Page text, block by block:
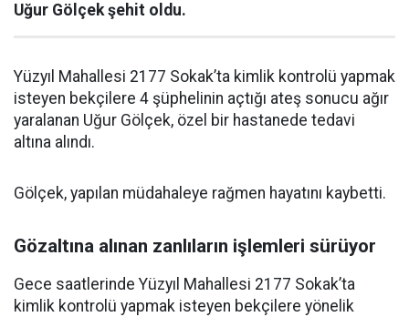
Uğur Gölçek şehit oldu.
Yüzyıl Mahallesi 2177 Sokak’ta kimlik kontrolü yapmak
isteyen bekçilere 4 şüphelinin açtığı ateş sonucu ağır
yaralanan Uğur Gölçek, özel bir hastanede tedavi
altına alındı.
Gölçek, yapılan müdahaleye rağmen hayatını kaybetti.
Gözaltına alınan zanlıların işlemleri sürüyor
Gece saatlerinde Yüzyıl Mahallesi 2177 Sokak’ta
kimlik kontrolü yapmak isteyen bekçilere yönelik